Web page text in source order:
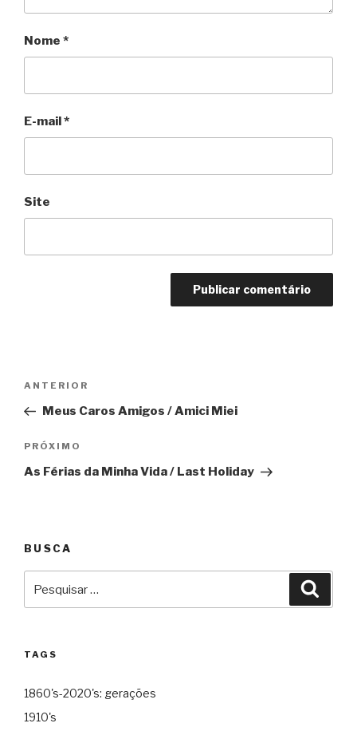
Nome *
E-mail *
Site
Post
Anterior
ANTERIOR
Meus Caros Amigos / Amici Miei
Próximo
PRÓXIMO
As Férias da Minha Vida / Last Holiday
BUSCA
TAGS
1860's-2020's: gerações
1910's